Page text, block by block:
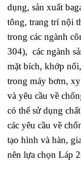
dụng, sản xuất
tông, trang trí nội
trong các ngành
304), các ngành
mặt bích, khớp
trong máy bơm,
và yêu cầu về
có thể sử dụng
các yêu cầu về
tạo hình và hàn,
nên lựa chọn Láp